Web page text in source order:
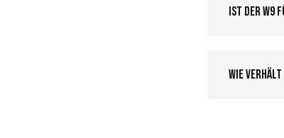
Ist der W9
Wie verhält